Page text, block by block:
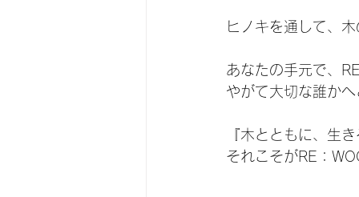
ヒノキを通して、
あなたの手元で、
やがて大切な誰か
『木とともに、生
それこそがRE：